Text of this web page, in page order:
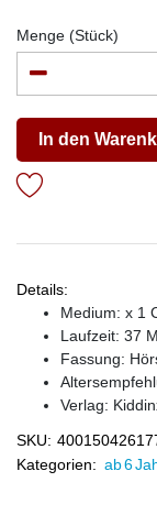
Menge (Stück)
In den
Details:
Medium: x 1
Laufzeit: 37
Fassung:
Verlag:
SKU:
Kategorien: ab 6